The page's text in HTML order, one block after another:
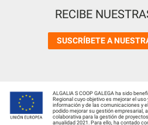
RECIBE
SUSCRÍBETE A
ALGALIA S COOP GALEGA ha sido
Regional cuyo objetivo es mejorar el
información y de las comunicaciones y
podido mejorar su gestión empresarial,
colaborativa para la gestión de
anualidad 2021. Para ello, ha contado